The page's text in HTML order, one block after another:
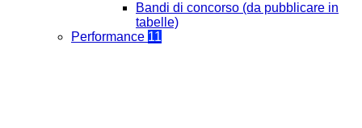
Bandi di concorso (da pubblicare in
tabelle)
Performance 11